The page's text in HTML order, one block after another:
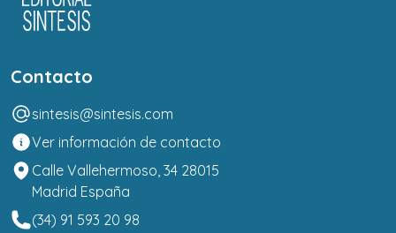
Contacto
sintesis@sintesis.com
Ver información de contacto
Calle Vallehermoso, 34 28015
Madrid España
(34) 91 593 20 98